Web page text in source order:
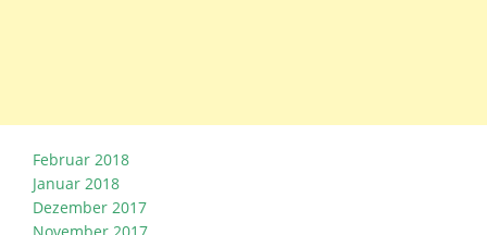
Februar 2018
Januar 2018
Dezember 2017